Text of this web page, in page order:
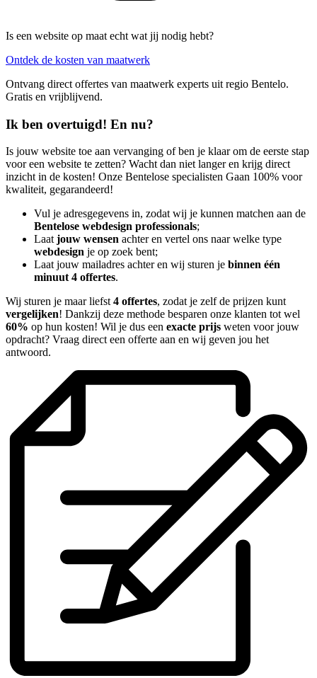
Is een website op maat echt wat jij nodig hebt?
Ontdek de kosten van maatwerk
Ontvang direct offertes van maatwerk experts uit regio Bentelo.
Gratis en vrijblijvend.
Ik ben overtuigd! En nu?
Is jouw website toe aan vervanging of ben je klaar om de eerste stap
voor een website te zetten? Wacht dan niet langer en krijg direct
inzicht in de kosten! Onze Bentelose specialisten Gaan 100% voor
kwaliteit, gegarandeerd!
Vul je adresgegevens in, zodat wij je kunnen matchen aan de
Bentelose webdesign professionals;
Laat jouw wensen achter en vertel ons naar welke type
webdesign je op zoek bent;
Laat jouw mailadres achter en wij sturen je binnen één
minuut 4 offertes.
Wij sturen je maar liefst 4 offertes, zodat je zelf de prijzen kunt
vergelijken! Dankzij deze methode besparen onze klanten tot wel
60% op hun kosten! Wil je dus een exacte prijs weten voor jouw
opdracht? Vraag direct een offerte aan en wij geven jou het
antwoord.